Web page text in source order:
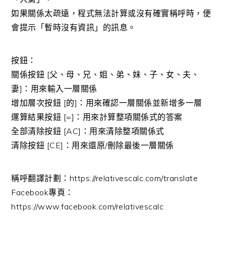
如果關係太疏遠，程式無法計算或沒有確實稱呼時，便
會提示「暫時沒有資訊」的訊息。
按鈕：
關係按鈕 [父、母、兄、姐、弟、妹、子、女、夫、
妻]：用來輸入一層關係
增加層次按鈕 [的]：用來確認一層關係並新增多一層
運算結果按鈕 [=]：用來計算整項關係式的答案
全部清除按鈕 [AC]：用來清除整項關係式
清除按鈕 [CE]：用來還原/刪除最後一層關係
稱呼翻譯計劃：https://relativescalc.com/translate
Facebook專頁：
https://www.facebook.com/relativescalc